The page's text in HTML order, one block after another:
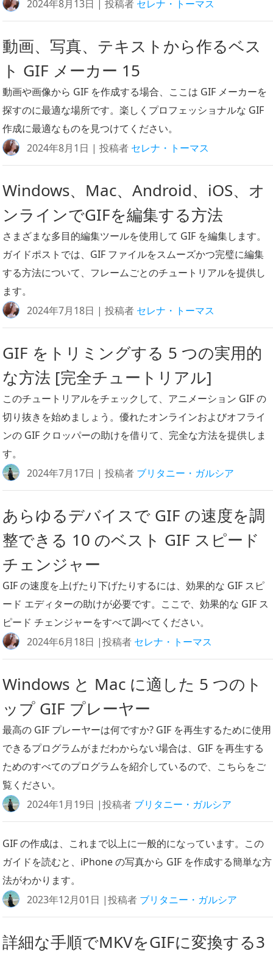
2024年8月13日 | 投稿者 セレナ・トーマス
動画、写真、テキストから作るベス
ト GIF メーカー 15
動画や画像から GIF を作成する場合、ここは GIF メーカーを
探すのに最適な場所です。楽しくプロフェッショナルな GIF
作成に最適なものを見つけてください。
2024年8月1日 | 投稿者 セレナ・トーマス
Windows、Mac、Android、iOS、オ
ンラインでGIFを編集する方法
さまざまな多目的編集ツールを使用して GIF を編集します。
ガイドポストでは、GIF ファイルをスムーズかつ完璧に編集
する方法について、フレームごとのチュートリアルを提供し
ます。
2024年7月18日 | 投稿者 セレナ・トーマス
GIF をトリミングする 5 つの実用的
な方法 [完全チュートリアル]
このチュートリアルをチェックして、アニメーション GIF の
切り抜きを始めましょう。優れたオンラインおよびオフライ
ンの GIF クロッパーの助けを借りて、完全な方法を提供しま
す。
2024年7月17日 | 投稿者 ブリタニー・ガルシア
あらゆるデバイスで GIF の速度を調
整できる 10 のベスト GIF スピード
チェンジャー
GIF の速度を上げたり下げたりするには、効果的な GIF スピ
ード エディターの助けが必要です。ここで、効果的な GIF ス
ピード チェンジャーをすべて調べてください。
2024年6月18日 |投稿者 セレナ・トーマス
Windows と Mac に適した 5 つのト
ップ GIF プレーヤー
最高の GIF プレーヤーは何ですか? GIF を再生するために使用
できるプログラムがまだわからない場合は、GIF を再生する
ためのすべてのプログラムを紹介しているので、こちらをご
覧ください。
2024年1月19日 |投稿者 ブリタニー・ガルシア
GIF の作成は、これまで以上に一般的になっています。この
ガイドを読むと、iPhone の写真から GIF を作成する簡単な方
法がわかります。
2023年12月01日 |投稿者 ブリタニー・ガルシア
詳細な手順でMKVをGIFに変換する3